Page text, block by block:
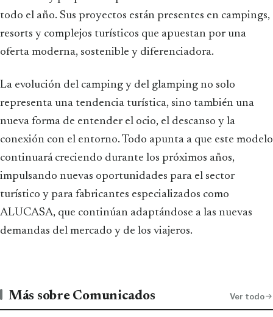
todo el año. Sus proyectos están presentes en campings,
resorts y complejos turísticos que apuestan por una
oferta moderna, sostenible y diferenciadora.
La evolución del camping y del glamping no solo
representa una tendencia turística, sino también una
nueva forma de entender el ocio, el descanso y la
conexión con el entorno. Todo apunta a que este modelo
continuará creciendo durante los próximos años,
impulsando nuevas oportunidades para el sector
turístico y para fabricantes especializados como
ALUCASA, que continúan adaptándose a las nuevas
demandas del mercado y de los viajeros.
Más sobre Comunicados Ver todo